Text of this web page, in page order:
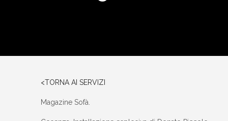
<TORNA AI SERVIZI
Magazine Sofà.